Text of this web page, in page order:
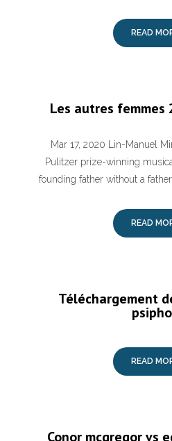
READ
Les autres
Mar 17, 2020 Lin-Manuel
Pulitzer prize-winning
founding father without a
READ
Téléchargement
READ
Conor mcgregor vs